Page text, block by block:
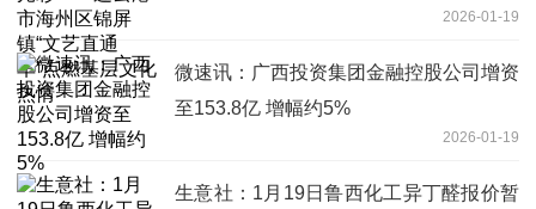
2026-01-19
微速讯：广西投资集团金融控股公司增资
至153.8亿 增幅约5%
2026-01-19
生意社：1月19日鲁西化工异丁醛报价暂